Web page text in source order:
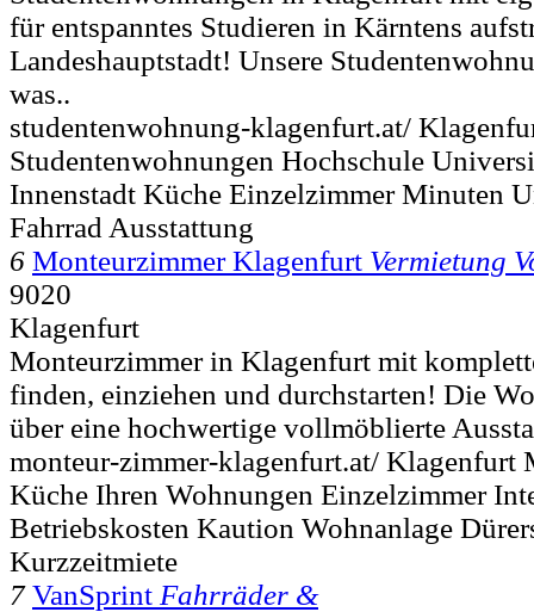
für entspanntes Studieren in Kärntens
Landeshauptstadt! Unsere
was..
studentenwohnung-klagenfurt.at/
Studentenwohnungen Hochschule
Innenstadt Küche Einzelzimmer Minuten
Fahrrad Ausstattung
6 Monteurzimmer Klagenfurt Vermietung
9020
Klagenfurt
Monteurzimmer in Klagenfurt mit
finden, einziehen und durchstarten! Die
über eine hochwertige vollmöblierte
monteur-zimmer-klagenfurt.at/ Klagenfurt
Küche Ihren Wohnungen Einzelzimmer
Betriebskosten Kaution Wohnanlage
Kurzzeitmiete
7 VanSprint Fahrräder &